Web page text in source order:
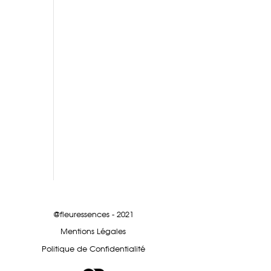
@fleuressences - 2021
Mentions Légales
Politique de Confidentialité